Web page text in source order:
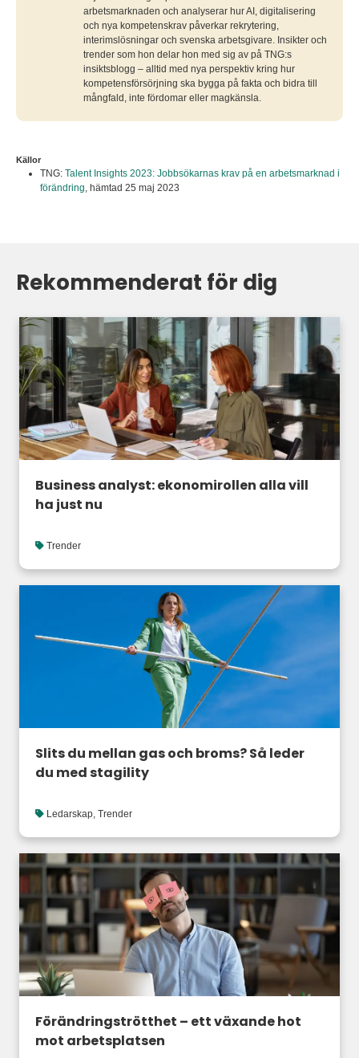
arbetsmarknaden och analyserar hur AI, digitalisering
och nya kompetenskrav påverkar rekrytering,
interimslösningar och svenska arbetsgivare. Insikter och
trender som hon delar hon med sig av på TNG:s
insiktsblogg – alltid med nya perspektiv kring hur
kompetensförsörjning ska bygga på fakta och bidra till
mångfald, inte fördomar eller magkänsla.
Källor
TNG: Talent Insights 2023: Jobbsökarnas krav på en arbetsmarknad i
förändring, hämtad 25 maj 2023
Rekommenderat för dig
Business analyst: ekonomirollen alla vill
ha just nu
Trender
Slits du mellan gas och broms? Så leder
du med stagility
Ledarskap, Trender
Förändringströtthet – ett växande hot
mot arbetsplatsen